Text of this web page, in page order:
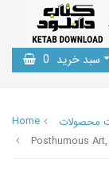
سبد خرید 0
Home
محصولات
Posthumous